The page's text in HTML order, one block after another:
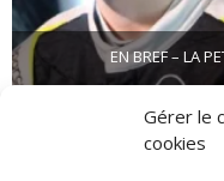
Gérer le
cookies
EN BREF – LA